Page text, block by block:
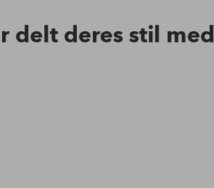
delt deres stil med